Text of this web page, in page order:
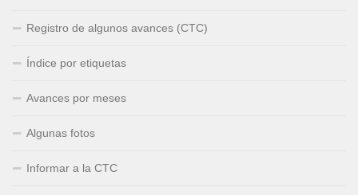
Registro de algunos avances (CTC)
Índice por etiquetas
Avances por meses
Algunas fotos
Informar a la CTC